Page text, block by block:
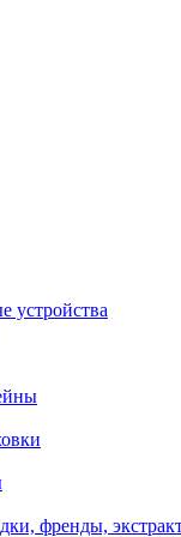
устройства
френды,